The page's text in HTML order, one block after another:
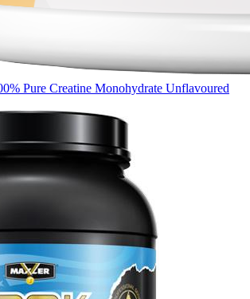
Pure Creatine Monohydrate Unflavoured